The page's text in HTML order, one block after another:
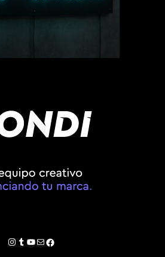
Instagram
Tumblr
YouTube
Correo electrónico
Facebook